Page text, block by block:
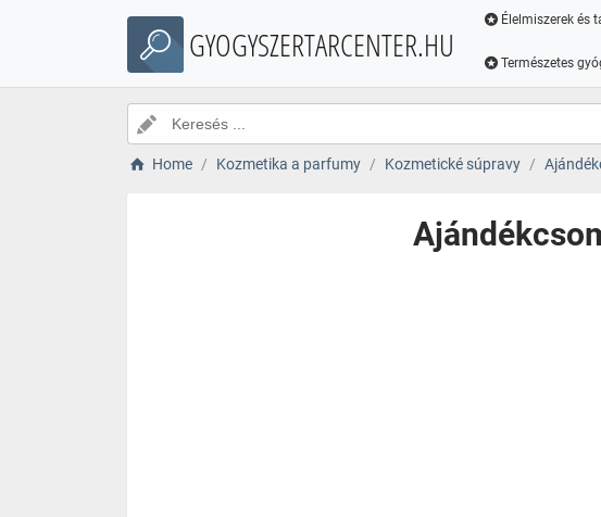
GYOGYSZERTARCENTER.HU
Élelmiszerek és
Természetes
Home Kozmetika a parfumy Kozmetické súpravy